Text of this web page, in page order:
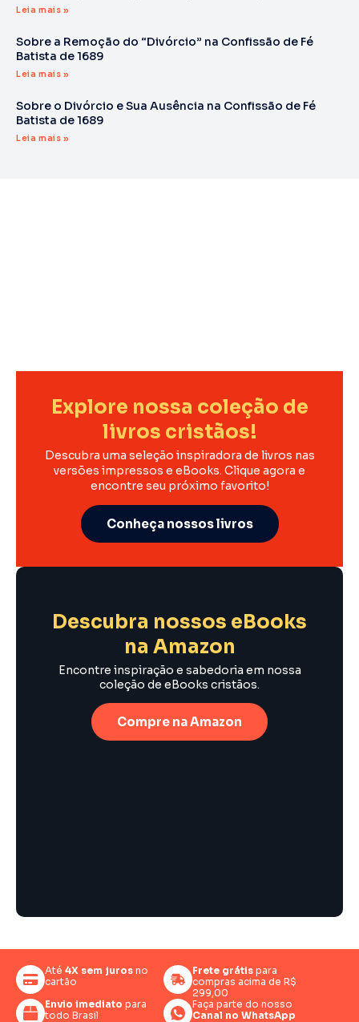
Leia mais »
Sobre a Remoção do “Divórcio” na Confissão de Fé
Batista de 1689
Leia mais »
Sobre o Divórcio e Sua Ausência na Confissão de Fé
Batista de 1689
Leia mais »
Explore nossa coleção de
livros cristãos!
Descubra uma seleção inspiradora de livros nas
versões impressos e eBooks. Clique agora e
encontre seu próximo favorito!
Conheça nossos livros
Descubra nossos eBooks
na Amazon
Encontre inspiração e sabedoria em nossa
coleção de eBooks cristãos.
Compre na Amazon
Até 4X sem juros no
cartão
Frete grátispara
compras acima de R$
299,00
Envio imediato para
todo Brasil
Faça parte do nosso
Canal no WhatsApp